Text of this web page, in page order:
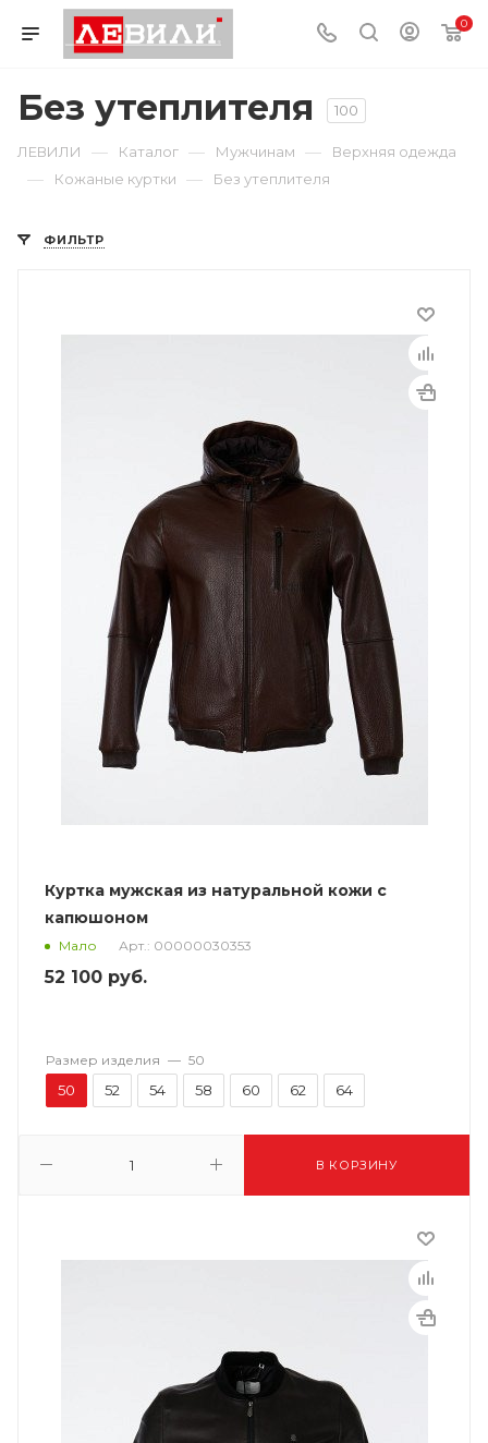
0
Без утеплителя 100
ЛЕВИЛИ — Каталог — Мужчинам — Верхняя одежда
— Кожаные куртки — Без утеплителя
ФИЛЬТР
Куртка мужская из натуральной кожи с
капюшоном
Мало Арт.: 00000030353
52 100 руб.
В КОРЗИНУ
Размер изделия — 50
50 52 54 58 60 62 64